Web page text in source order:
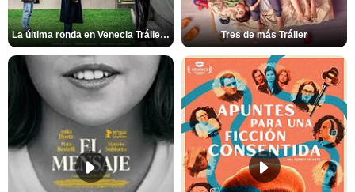
La última ronda en Venecia Tráiler VOSE Tres de más Tráiler